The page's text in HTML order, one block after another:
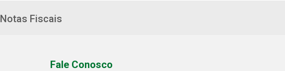
Notas Fiscais
Fale Conosco